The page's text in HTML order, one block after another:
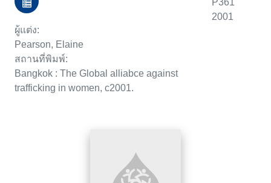
ผู้แต่ง:
Pearson, Elaine
สถานที่พิมพ์:
Bangkok : The Global alliabce against
trafficking in women, c2001.
P361
2001